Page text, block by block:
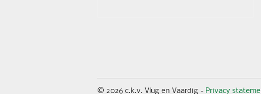
© 2026 c.k.v. Vlug en Vaardig - Privacy